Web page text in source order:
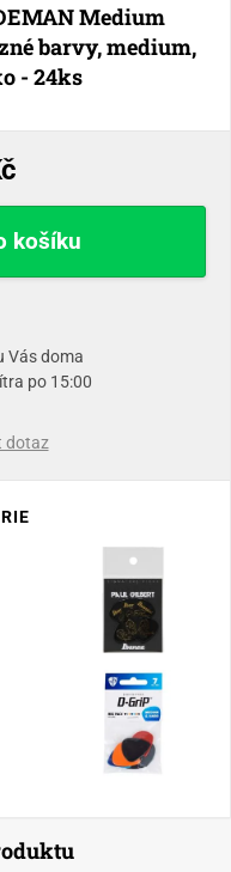
Medium
barvy, medium,
- 24ks
košíku
Vás doma
po 15:00
dotaz